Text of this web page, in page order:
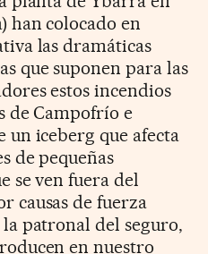
han colocado en
las dramáticas
que suponen para las
estos incendios
de Campofrío e
un iceberg que afecta
de pequeñas
se ven fuera del
causas de fuerza
la patronal del seguro,
en nuestro